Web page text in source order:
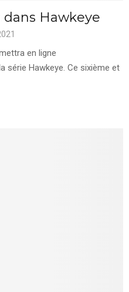
Hawkeye
en ligne
série Hawkeye. Ce sixième et